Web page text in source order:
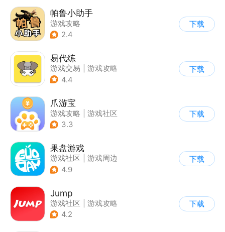
帕鲁小助手
游戏攻略
2.4
下载
易代练
游戏交易
游戏攻略
| 游戏社区
4.4
下载
爪游宝
游戏攻略
游戏社区
3.3
下载
果盘游戏
游戏社区
游戏周边
4.9
下载
Jump
游戏社区
游戏攻略
| 游戏交易
4.2
下载